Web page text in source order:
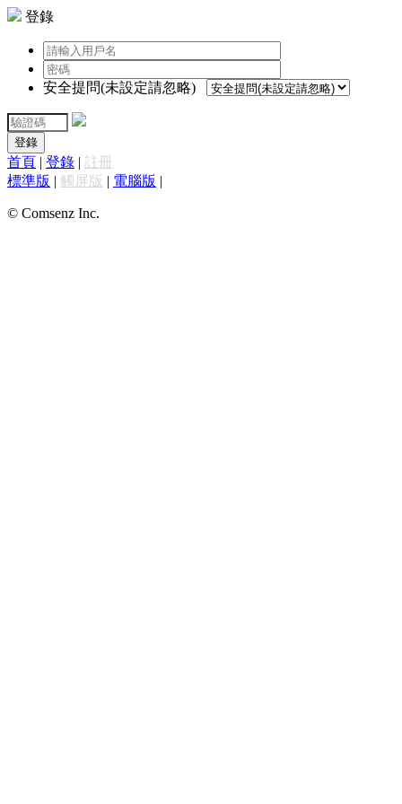
登錄
安全提問(未設定請忽略)
登錄
首頁 | 登錄 | 註冊
標準版 | 觸屏版 | 電腦版 |
© Comsenz Inc.